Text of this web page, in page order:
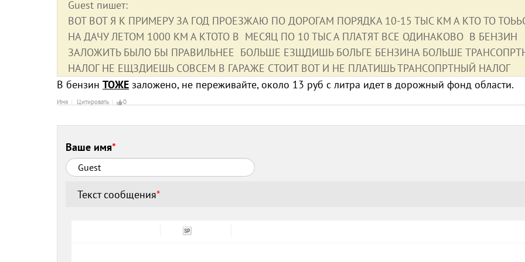
Guest пишет:
ВОТ ВОТ Я К ПРИМЕРУ ЗА ГОД ПРОЕЗЖАЮ ПО ДОРОГАМ ПОРЯДКА 10-15 ТЫС КМ А КТО ТО
НА ДАЧУ ЛЕТОМ 1000 КМ А КТОТО В МЕСЯЦ ПО 10 ТЫС А ПЛАТЯТ ВСЕ ОДИНАКОВО В БЕНЗИН
ЗАЛОЖИТЬ БЫЛО БЫ ПРАВИЛЬНЕЕ БОЛЬШЕ ЕЗЩДИШЬ БОЛЬГЕ БЕНЗИНА БОЛЬШЕ
НАЛОГ НЕ ЕЩЗДИЕШЬ СОВСЕМ В ГАРАЖЕ СТОИТ ВОТ И НЕ ПЛАТИШЬ ТРАНСОПРТНЫЙ НАЛОГ
В бензин ТОЖЕ заложено, не переживайте, около 13 руб с литра идет в дорожный фонд области.
Имя Цитировать 0
Ваше имя*
Текст сообщения*